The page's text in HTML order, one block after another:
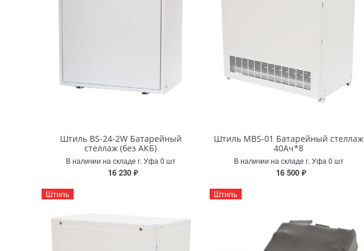
Штиль BS-24-2W Батарейный
стеллаж (без АКБ)
В наличии на складе г. Уфа 0 шт
16 230 ₽
Штиль MBS-01 Батарейный стеллаж
40Ач*8
В наличии на складе г. Уфа 0 шт
16 500 ₽
Штиль
Штиль